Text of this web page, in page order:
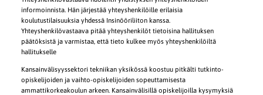
informoinnista. Hän järjestää yhteyshenkilöille erilaisia
koulutustilaisuuksia yhdessä Insinööriliiton kanssa.
Yhteyshenkilövastaava pitää yhteyshenkilöt tietoisina hallituksen
päätöksistä ja varmistaa, että tieto kulkee myös yhteyshenkilöiltä
hallitukselle
Kansainvälisyyssektori tekniikan yksikössä koostuu pitkälti tutkinto-
opiskelijoiden ja vaihto-opiskelijoiden sopeuttamisesta
ammattikorkeakoulun arkeen. Kansainvälisillä opiskelijoilla kysymyksiä